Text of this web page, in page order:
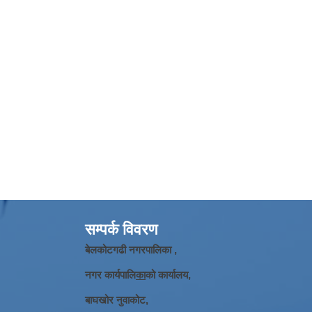
सम्पर्क विवरण
बेलकोटगढी नगरपालिका ,
नगर कार्यपालिकाको कार्यालय,
बाघखोर नुवाकोट,